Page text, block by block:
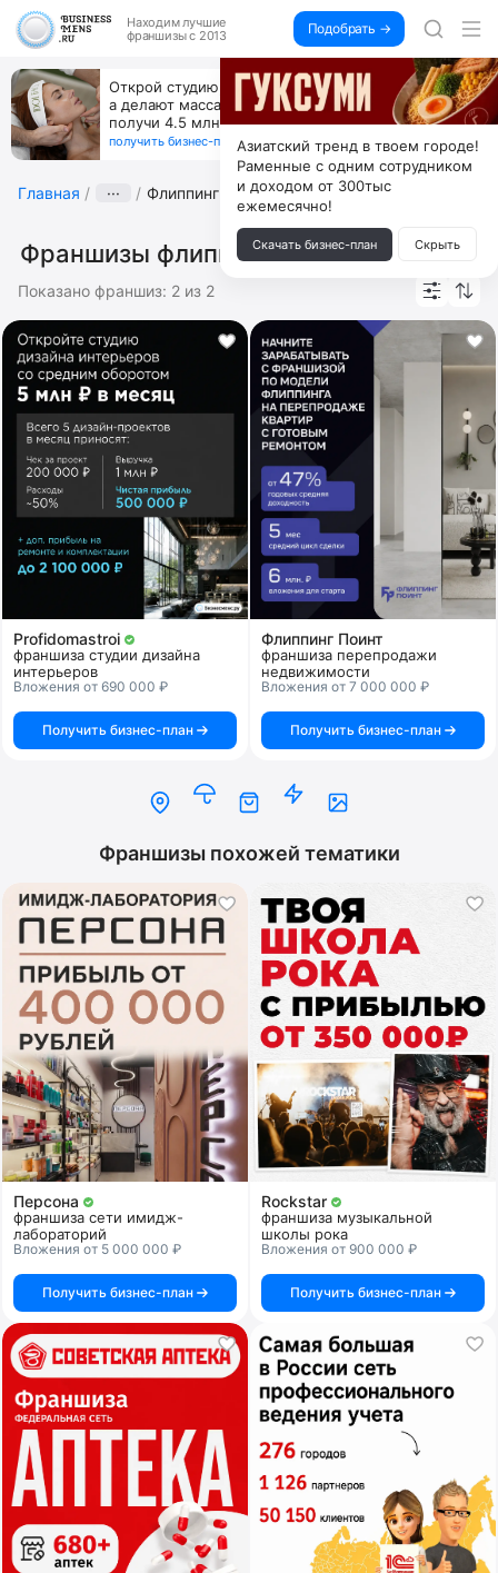
Находим лучшие
франшизы с 2013
Подобрать →
Открой студию, где не колют и не режут,
а делают массаж лица руками и в первый же год
получи 4.5 млн
получить бизнес-план ↓
Главная ··· Флиппинг
Франшизы флиппинга
Показано франшиз: 2 из 2
Profidomastroi
франшиза студии дизайна
интерьеров
Вложения от 690 000 ₽
Получить бизнес-план
Флиппинг Поинт
франшиза перепродажи
недвижимости
Вложения от 7 000 000 ₽
Получить бизнес-план
Франшизы похожей тематики
Персона
франшиза сети имидж-
лабораторий
Вложения от 5 000 000 ₽
Получить бизнес-план
Rockstar
франшиза музыкальной
школы рока
Вложения от 900 000 ₽
Получить бизнес-план
Азиатский тренд в твоем городе!
Раменные с одним сотрудником
и доходом от 300тыс
ежемесячно!
Скачать бизнес-план Скрыть